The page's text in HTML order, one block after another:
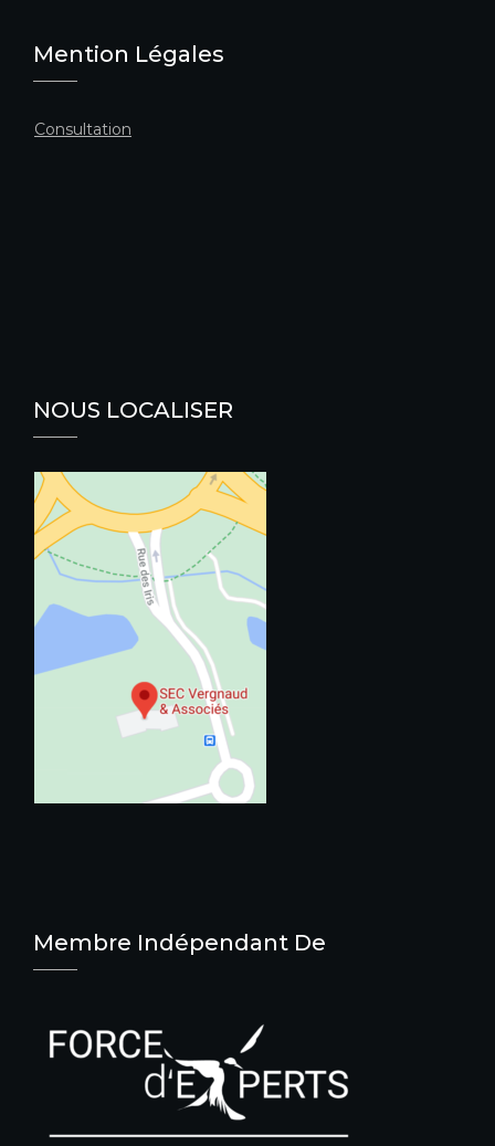
Mention Légales
Consultation
NOUS LOCALISER
Membre Indépendant De